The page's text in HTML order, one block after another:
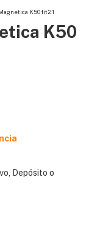
K50 fit21
K50
Depósito o